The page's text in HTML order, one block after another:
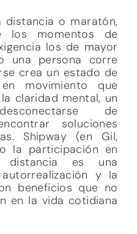
distancia o maratón,
los momentos de
los de mayor
una persona corre
crea un estado de
movimiento que
claridad mental, un
de
soluciones
Shipway (en Gil,
la participación en
es una
y la
beneficios que no
en la vida cotidiana